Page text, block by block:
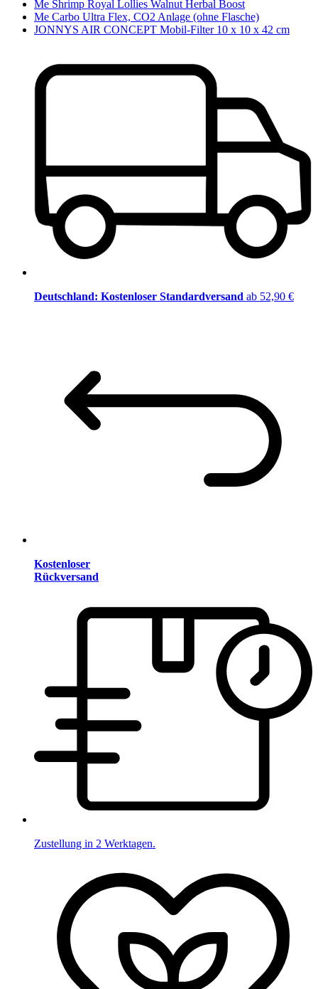
Me Shrimp Royal Lollies Walnut Herbal Boost
Me Carbo Ultra Flex, CO2 Anlage (ohne Flasche)
JONNYS AIR CONCEPT Mobil-Filter 10 x 10 x 42 cm
Deutschland: Kostenloser Standardversand ab 52,90 €
Kostenloser
Rückversand
Zustellung in 2 Werktagen.